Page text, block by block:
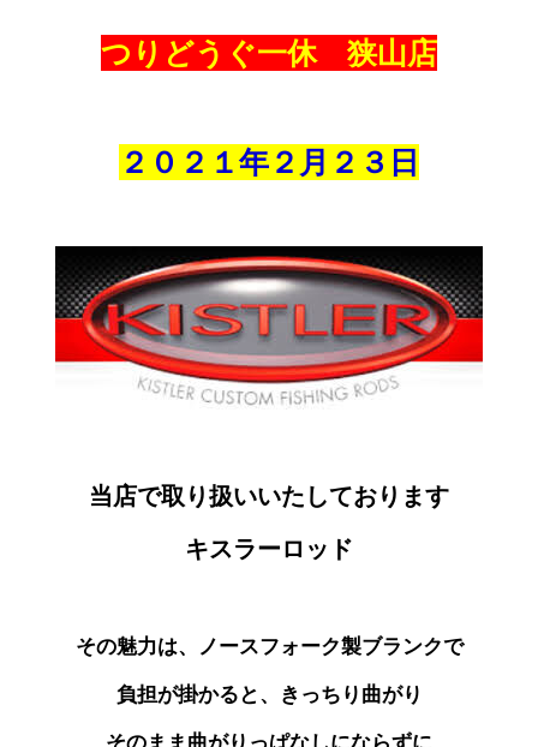
つりどうぐ一休 狭山店
２０２１年２月 ２３ 日
当店で取り扱いいたしております
キスラーロッド
その魅力は、ノースフォーク製ブランクで
負担が掛かると、きっちり曲がり
そのまま曲がりっぱなしにならずに